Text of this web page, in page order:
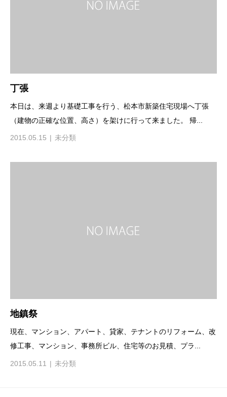
丁張
本日は、来週より基礎工事を行う、松本市新築住宅現場へ丁張
（建物の正確な位置、高さ）を架けに行って来ました。 帰...
2015.05.15 未分類
地鎮祭
現在、マンション、アパート、貸家、テナントのリフォーム、改
修工事、マンション、事務所ビル、住宅等のお見積、プラ...
2015.05.11 未分類